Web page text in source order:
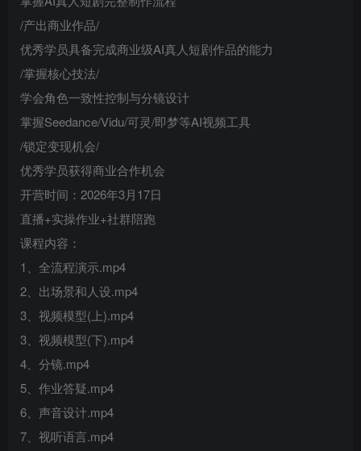
/产出商业作品/
优秀学员具备完成商业级AI真人短剧作品的能力
/掌握核心技法/
学会角色一致性控制与分镜设计
掌握Seedance/Vidu/可灵/即梦等AI视频工具
/锁定变现机会/
优秀学员获得商业合作机会
开营时间：2026年3月17日
直播+实操作业+社群陪跑
课程内容：
1、全流程演示.mp4
2、出场景和人设.mp4
3、视频模型(上).mp4
3、视频模型(下).mp4
4、分镜.mp4
5、作业答疑.mp4
6、声音设计.mp4
7、视听语言.mp4